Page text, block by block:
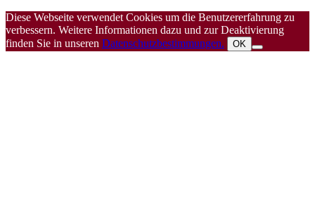
Diese Webseite verwendet Cookies um die Benutzererfahrung zu
verbessern. Weitere Informationen dazu und zur Deaktivierung
finden Sie in unseren Datenschutzbestimmungen. OK